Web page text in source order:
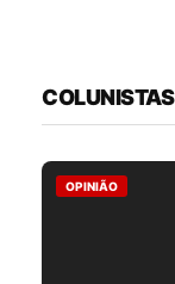
COLUNISTAS
OPINIÃO